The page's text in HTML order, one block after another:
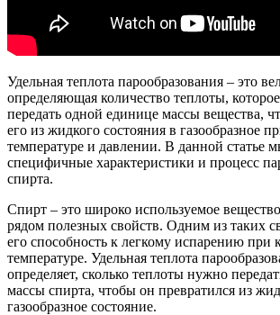
Удельная теплота парообразования – это
определяющая количество теплоты,
передать одной единице массы вещества,
его из жидкого состояния в газообразное
температуре и давлении. В данной статье
специфичные характеристики и процесс
спирта.
Спирт – это широко используемое
рядом полезных свойств. Одним из таких
его способность к легкому испарению при
температуре. Удельная теплота
определяет, сколько теплоты нужно
массы спирта, чтобы он превратился из
газообразное состояние.